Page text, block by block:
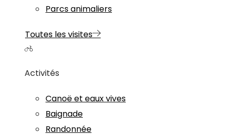
Parcs animaliers
Toutes les visites
Activités
Canoë et eaux vives
Baignade
Randonnée